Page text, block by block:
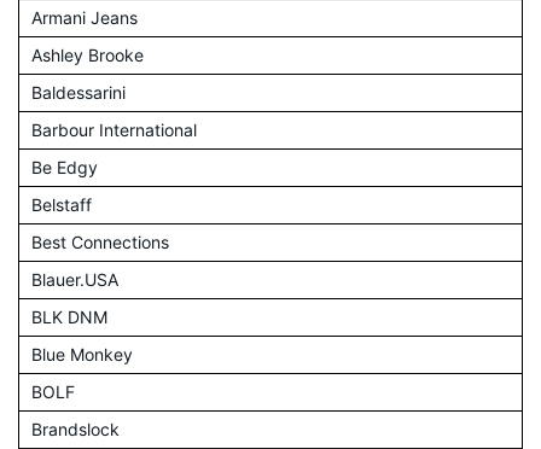
Armani Jeans
Ashley Brooke
Baldessarini
Barbour International
Be Edgy
Belstaff
Best Connections
Blauer.USA
BLK DNM
Blue Monkey
BOLF
Brandslock